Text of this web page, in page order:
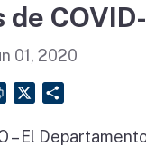
de
01, 2020
PrintFriendly
– El